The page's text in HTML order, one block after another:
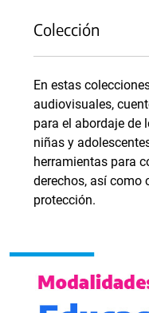
Colección
En estas
audiovisuales,
para el abordaje de
niñas y
herramientas para
derechos, así como
protección.